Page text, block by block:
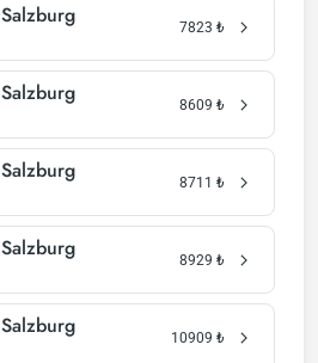
7823 ₺
8609 ₺
8711 ₺
8929 ₺
10909 ₺